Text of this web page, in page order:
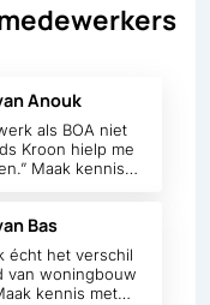
Anouk
als BOA niet
Kroon hielp me
Maak kennis
Bas
écht het verschil
van woningbouw
kennis met